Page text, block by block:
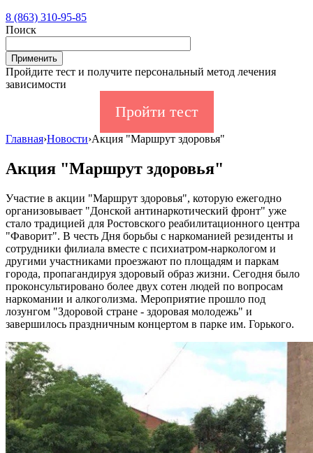
8 (863) 310-95-85
Поиск
Пройдите тест и получите персональный метод лечения
зависимости
Пройти тест
Главная›Новости›Акция "Маршрут здоровья"
Акция "Маршрут здоровья"
Участие в акции "Маршрут здоровья", которую ежегодно
организовывает "Донской антинаркотический фронт" уже
стало традицией для Ростовского реабилитационного центра
"Фаворит". В честь Дня борьбы с наркоманией резиденты и
сотрудники филиала вместе с психиатром-наркологом и
другими участниками проезжают по площадям и паркам
города, пропагандируя здоровый образ жизни. Сегодня было
проконсультировано более двух сотен людей по вопросам
наркомании и алкоголизма. Мероприятие прошло под
лозунгом "Здоровой стране - здоровая молодежь" и
завершилось праздничным концертом в парке им. Горького.